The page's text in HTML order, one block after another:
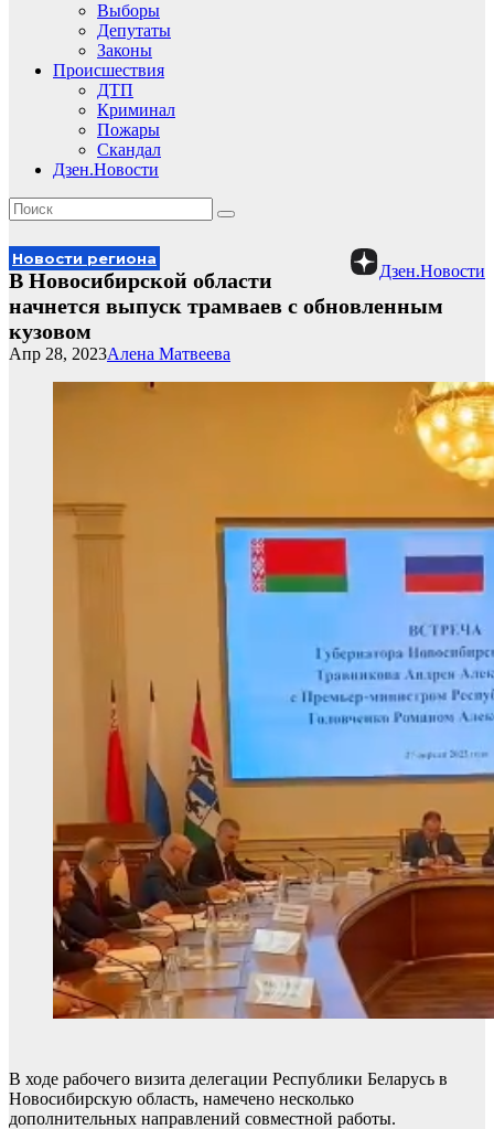
Выборы
Депутаты
Законы
Происшествия
ДТП
Криминал
Пожары
Скандал
Дзен.Новости
Дзен.Новости
Новости региона
В Новосибирской области
начнется выпуск трамваев с обновленным
кузовом
Алена Матвеева
Апр 28, 2023
В ходе рабочего визита делегации Республики Беларусь в
Новосибирскую область, намечено несколько
дополнительных направлений совместной работы.